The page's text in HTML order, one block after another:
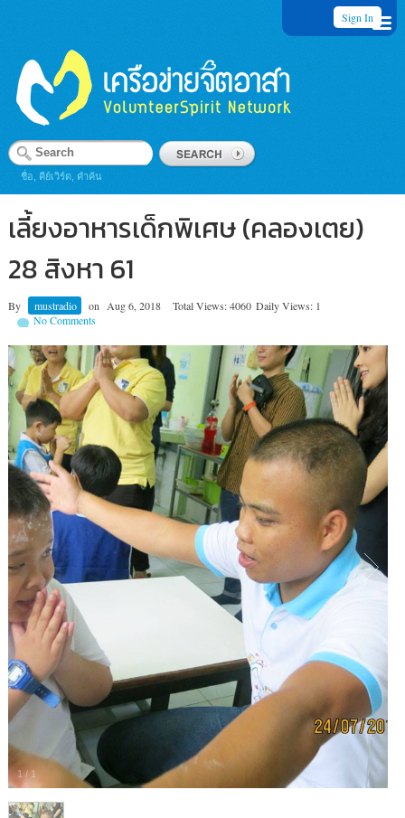
Sign In
ชื่อ, คีย์เวิร์ด, คำค้น
เลี้ยงอาหารเด็กพิเศษ (คลองเตย)
28 สิงหา 61
By mustradio on Aug 6, 2018 Total Views: 4060 Daily Views: 1
No Comments
1/1